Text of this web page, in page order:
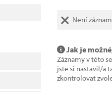
Není záznam
Jak je
Záznamy v této
jste si nastavil/a
zkontrolovat